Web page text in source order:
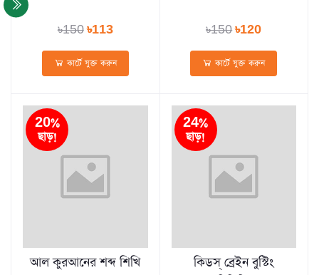
৳150৳113
কার্টে যুক্ত করুন
৳150৳120
কার্টে যুক্ত করুন
20%
ছাড়!
আল কুরআনের শব্দ শিখি
24%
ছাড়!
কিডস্‌ ব্রেইন বুস্টিং